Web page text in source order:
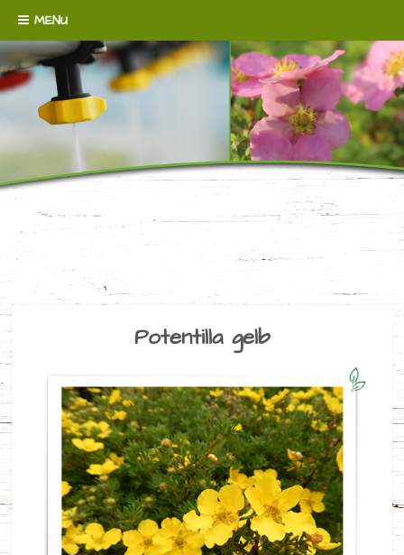
MENU
Skip to content
BAUMSCHULE
BROERMANN
WENN´S UM BODENDECKER GEHT!
Potentilla gelb